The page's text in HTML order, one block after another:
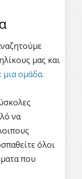
μας και
ομάδα.
να
όλοι
που